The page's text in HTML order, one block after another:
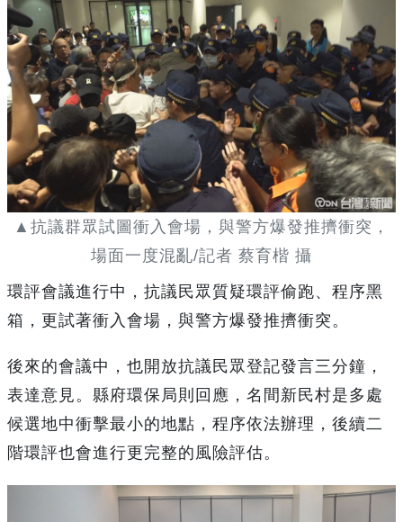
▲抗議群眾試圖衝入會場，與警方爆發推擠衝突，
場面一度混亂/記者 蔡育楷 攝
環評會議進行中，抗議民眾質疑環評偷跑、程序黑
箱，更試著衝入會場，與警方爆發推擠衝突。
後來的會議中，也開放抗議民眾登記發言三分鐘，
表達意見。縣府環保局則回應，名間新民村是多處
候選地中衝擊最小的地點，程序依法辦理，後續二
階環評也會進行更完整的風險評估。